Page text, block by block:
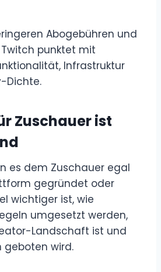
Abogebühren und
punktet mit
Infrastruktur
Dichte.
Zuschauer ist
es dem Zuschauer egal
gegründet oder
wichtiger ist, wie
umgesetzt werden,
Landschaft ist und
geboten wird.